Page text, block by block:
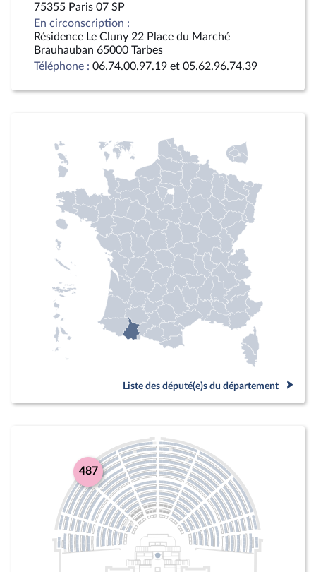
75355 Paris 07 SP
En circonscription :
Résidence Le Cluny 22 Place du Marché
Brauhauban 65000 Tarbes
Téléphone : 06.74.00.97.19 et 05.62.96.74.39
Liste des député(e)s du département
487